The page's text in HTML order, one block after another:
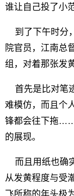
谁让自己投了小
到了下午时分
院官员，江南总
组，对着那张发
首先是比对笔
难模仿，而且个
锋都会往下拖
的展现。
而且用纸也确
从发黄程度与受
飞所称的年头极